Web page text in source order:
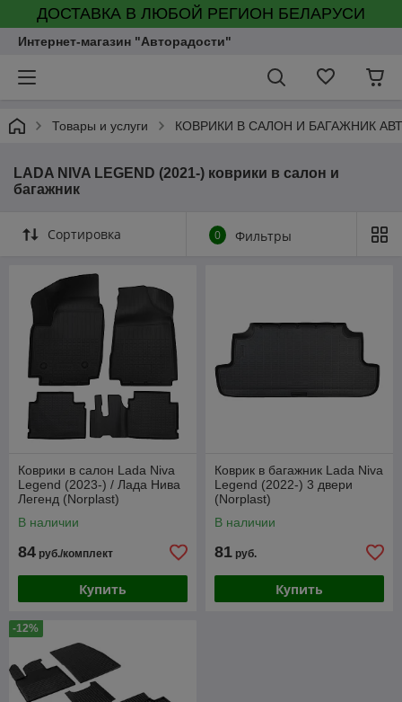
ДОСТАВКА В ЛЮБОЙ РЕГИОН БЕЛАРУСИ
Интернет-магазин "Авторадости"
Товары и услуги КОВРИКИ В САЛОН И БАГАЖНИК
LADA NIVA LEGEND (2021-) коврики в салон и
багажник
Сортировка 0 Фильтры
Коврики в салон Lada Niva
Legend (2023-) / Лада Нива
Легенд (Norplast)
В наличии
84 руб./комплект
Купить
Коврик в багажник Lada Niva
Legend (2022-) 3 двери
(Norplast)
В наличии
81 руб.
Купить
-12%